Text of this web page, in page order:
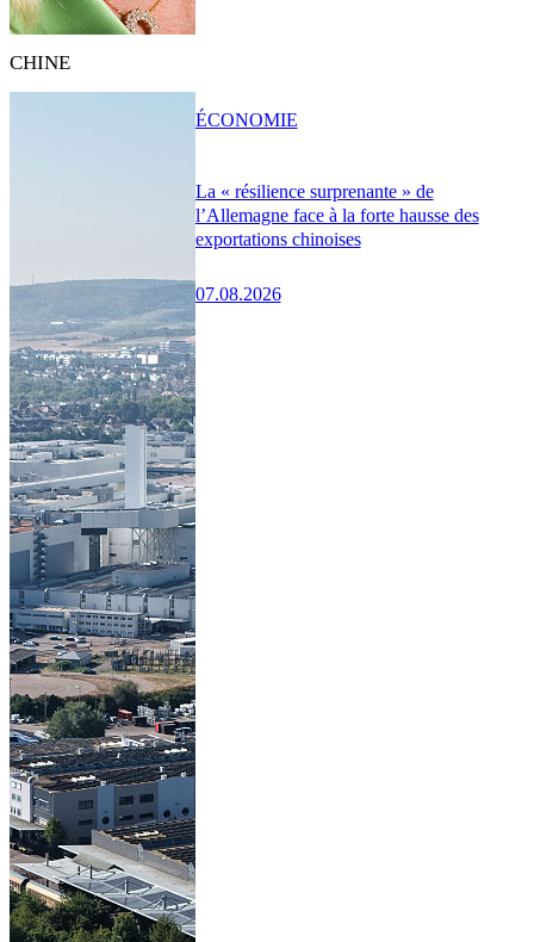
CHINE
La « résilience surprenante » de
l’Allemagne face à la forte hausse des
exportations chinoises
07.08.2026
ÉCONOMIE